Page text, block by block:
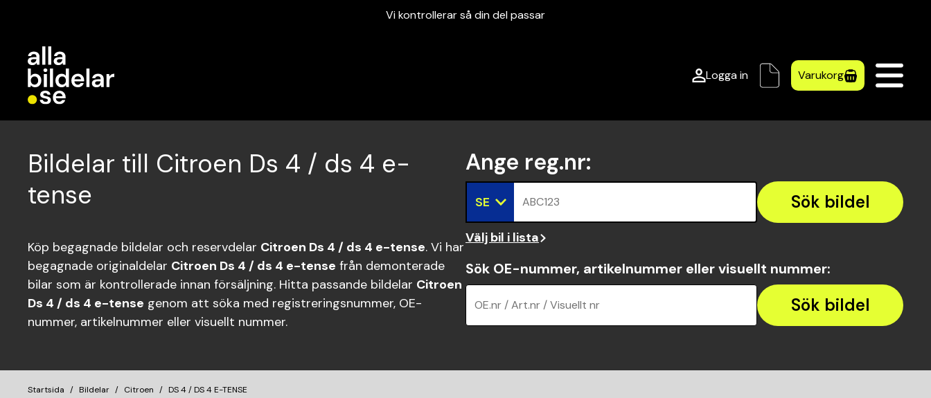
Vi kontrollerar så din del passar
Logga in Varukorg
Bildelar till Citroen Ds 4 / ds 4 e-
tense
Köp begagnade bildelar och reservdelar Citroen Ds 4 / ds 4 e-tense. Vi har
begagnade originaldelar Citroen Ds 4 / ds 4 e-tense från demonterade
bilar som är kontrollerade innan försäljning. Hitta passande bildelar Citroen
Ds 4 / ds 4 e-tense genom att söka med registreringsnummer, OE-
nummer, artikelnummer eller visuellt nummer.
Ange reg.nr:
SE ABC123 Sök bildel
Välj bil i lista
Sök OE-nummer, artikelnummer eller visuellt nummer:
OE.nr / Art.nr / Visuellt nr Sök bildel
Startsida Bildelar Citroen DS 4 / DS 4 E-TENSE